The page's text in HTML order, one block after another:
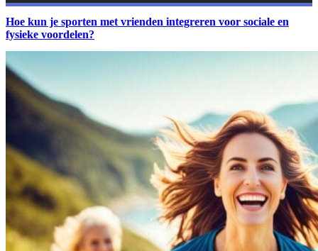
Hoe kun je sporten met vrienden integreren voor sociale en
fysieke voordelen?